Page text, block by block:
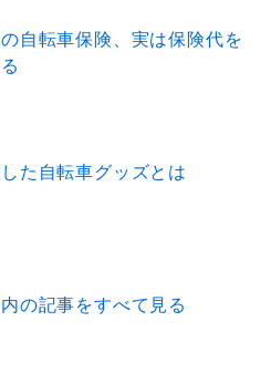
自転車保険、実は保険代を
た自転車グッズとは
の記事をすべて見る